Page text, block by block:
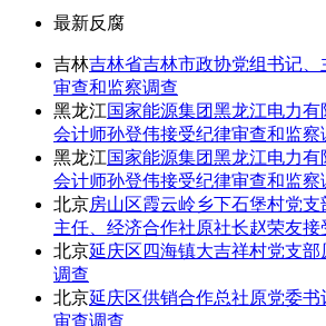
最新反腐
吉林吉林省吉林市政协党组书记
审查和监察调查
黑龙江国家能源集团黑龙江电力
会计师孙登伟接受纪律审查和监察
黑龙江国家能源集团黑龙江电力
会计师孙登伟接受纪律审查和监察
北京房山区霞云岭乡下石堡村党
主任、经济合作社原社长赵荣友接
北京延庆区四海镇大吉祥村党支
调查
北京延庆区供销合作总社原党委
审查调查